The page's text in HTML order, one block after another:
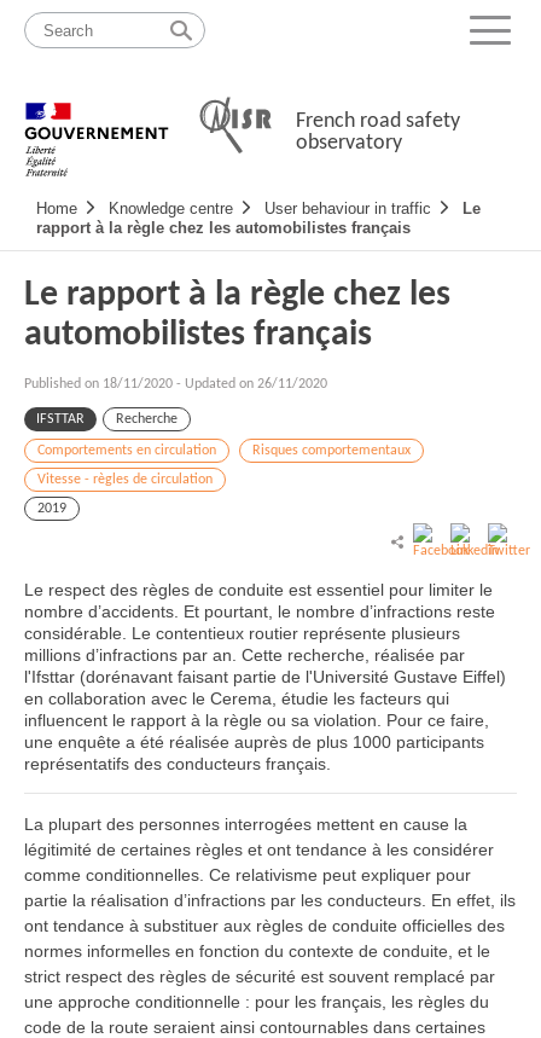
content
map
Menu
French road safety
observatory
Navigation
principale
Home Knowledge centre User behaviour in traffic
Le
rapport à la règle chez les automobilistes français
Le rapport à la règle chez les
automobilistes français
Published on 18/11/2020 - Updated on 26/11/2020
IFSTTAR Recherche
Comportements en circulation
Risques comportementaux
Vitesse - règles de circulation
2019
Le respect des règles de conduite est essentiel pour limiter le
nombre d’accidents. Et pourtant, le nombre d’infractions reste
considérable. Le contentieux routier représente plusieurs
millions d’infractions par an. Cette recherche, réalisée par
l'Ifsttar (dorénavant faisant partie de l'Université Gustave Eiffel)
en collaboration avec le Cerema, étudie les facteurs qui
influencent le rapport à la règle ou sa violation. Pour ce faire,
une enquête a été réalisée auprès de plus 1000 participants
représentatifs des conducteurs français.
La plupart des personnes interrogées mettent en cause la
légitimité de certaines règles et ont tendance à les considérer
comme conditionnelles. Ce relativisme peut expliquer pour
partie la réalisation d’infractions par les conducteurs. En effet, ils
ont tendance à substituer aux règles de conduite officielles des
normes informelles en fonction du contexte de conduite, et le
strict respect des règles de sécurité est souvent remplacé par
une approche conditionnelle : pour les français, les règles du
code de la route seraient ainsi contournables dans certaines